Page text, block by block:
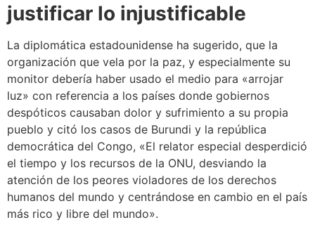
justificar lo injustificable
La diplomática estadounidense ha sugerido, que la
organización que vela por la paz, y especialmente su
monitor debería haber usado el medio para «arrojar
luz» con referencia a los países donde gobiernos
despóticos causaban dolor y sufrimiento a su propia
pueblo y citó los casos de Burundi y la república
democrática del Congo, «El relator especial desperdició
el tiempo y los recursos de la ONU, desviando la
atención de los peores violadores de los derechos
humanos del mundo y centrándose en cambio en el país
más rico y libre del mundo».